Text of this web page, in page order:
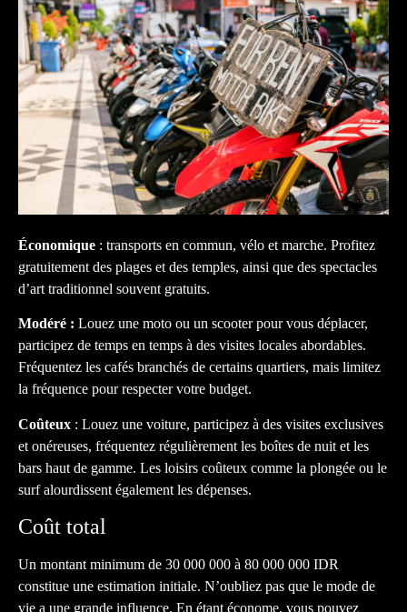
Économique : transports en commun, vélo et marche. Profitez
gratuitement des plages et des temples, ainsi que des spectacles
d’art traditionnel souvent gratuits.
Modéré : Louez une moto ou un scooter pour vous déplacer,
participez de temps en temps à des visites locales abordables.
Fréquentez les cafés branchés de certains quartiers, mais limitez
la fréquence pour respecter votre budget.
Coûteux : Louez une voiture, participez à des visites exclusives
et onéreuses, fréquentez régulièrement les boîtes de nuit et les
bars haut de gamme. Les loisirs coûteux comme la plongée ou le
surf alourdissent également les dépenses.
Coût total
Un montant minimum de 30 000 000 à 80 000 000 IDR
constitue une estimation initiale. N’oubliez pas que le mode de
vie a une grande influence. En étant économe, vous pouvez